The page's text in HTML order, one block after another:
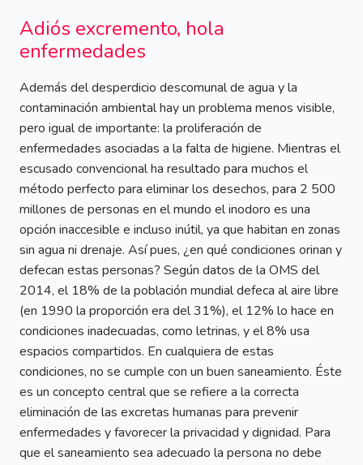
Adiós excremento, hola
enfermedades
Además del desperdicio descomunal de agua y la
contaminación ambiental hay un problema menos visible,
pero igual de importante: la proliferación de
enfermedades asociadas a la falta de higiene. Mientras el
escusado convencional ha resultado para muchos el
método perfecto para eliminar los desechos, para 2 500
millones de personas en el mundo el inodoro es una
opción inaccesible e incluso inútil, ya que habitan en zonas
sin agua ni drenaje. Así pues, ¿en qué condiciones orinan y
defecan estas personas? Según datos de la OMS del
2014, el 18% de la población mundial defeca al aire libre
(en 1990 la proporción era del 31%), el 12% lo hace en
condiciones inadecuadas, como letrinas, y el 8% usa
espacios compartidos. En cualquiera de estas
condiciones, no se cumple con un buen saneamiento. Éste
es un concepto central que se refiere a la correcta
eliminación de las excretas humanas para prevenir
enfermedades y favorecer la privacidad y dignidad. Para
que el saneamiento sea adecuado la persona no debe